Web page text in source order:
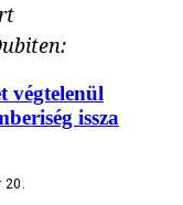
végtelenül
issza